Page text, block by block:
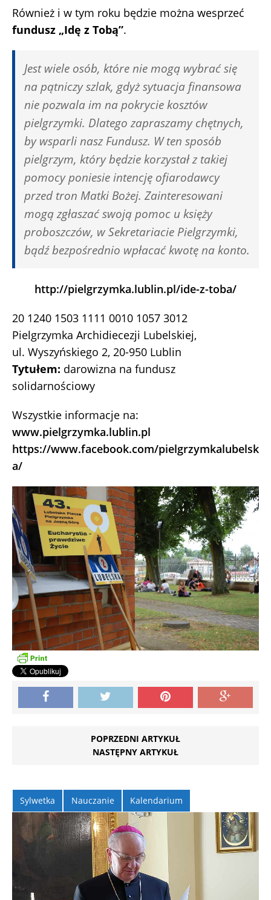
Również i w tym roku będzie można wesprzeć
fundusz „Idę z Tobą”.
Jest wiele osób, które nie mogą wybrać się
na pątniczy szlak, gdyż sytuacja finansowa
nie pozwala im na pokrycie kosztów
pielgrzymki. Dlatego zapraszamy chętnych,
by wsparli nasz Fundusz. W ten sposób
pielgrzym, który będzie korzystał z takiej
pomocy poniesie intencję ofiarodawcy
przed tron Matki Bożej. Zainteresowani
mogą zgłaszać swoją pomoc u księży
proboszczów, w Sekretariacie Pielgrzymki,
bądź bezpośrednio wpłacać kwotę na konto.
http://pielgrzymka.lublin.pl/ide-z-toba/
20 1240 1503 1111 0010 1057 3012
Pielgrzymka Archidiecezji Lubelskiej,
ul. Wyszyńskiego 2, 20-950 Lublin
Tytułem: darowizna na fundusz
solidarnościowy
Wszystkie informacje na:
www.pielgrzymka.lublin.pl
https://www.facebook.com/pielgrzymkalubelsk
a/
POPRZEDNI ARTYKUŁ
NASTĘPNY ARTYKUŁ
Sylwetka Nauczanie Kalendarium